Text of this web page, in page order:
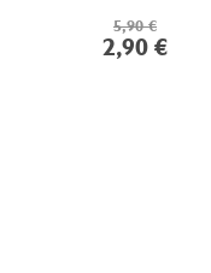
5,90 €
2,90 €